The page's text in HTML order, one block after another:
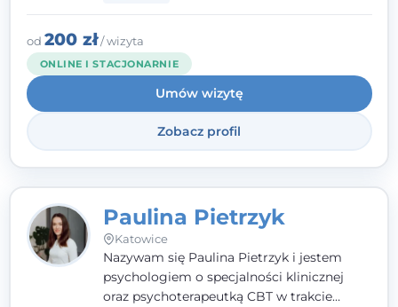
Terapia to dla mnie bezpieczne miejsce, w
którym poczujesz się wysłuchany i
zrozumiany.
od 200 zł/ wizyta
ONLINE I STACJONARNIE
Umów wizytę
Zobacz profil
Paulina Pietrzyk
Katowice
Nazywam się Paulina Pietrzyk i jestem
psychologiem o specjalności klinicznej
oraz psychoterapeutką CBT w trakcie